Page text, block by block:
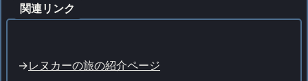
関連リンク
->レヌカーの旅の紹介ページ